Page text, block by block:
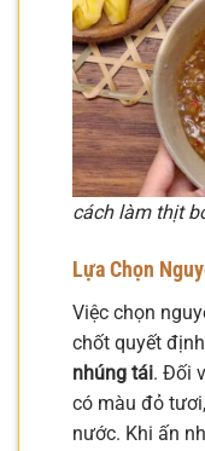
cách làm thịt
Lựa Chọn
Việc chọn
chốt quyết
nhúng tái. Đối
có màu đỏ
nước. Khi ấn